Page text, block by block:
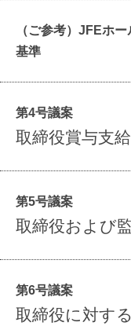
（ご参考）JFEホ
基準
第4号議案
取締役賞与支
第5号議案
取締役および
第6号議案
取締役に対す